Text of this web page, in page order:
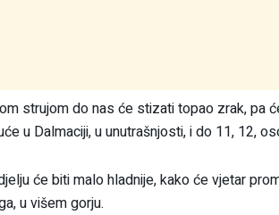
strujom do nas će stizati topao zrak, pa
u Dalmaciji, u unutrašnjosti, i do 11, 12,
će biti malo hladnije, kako će vjetar
u višem gorju.